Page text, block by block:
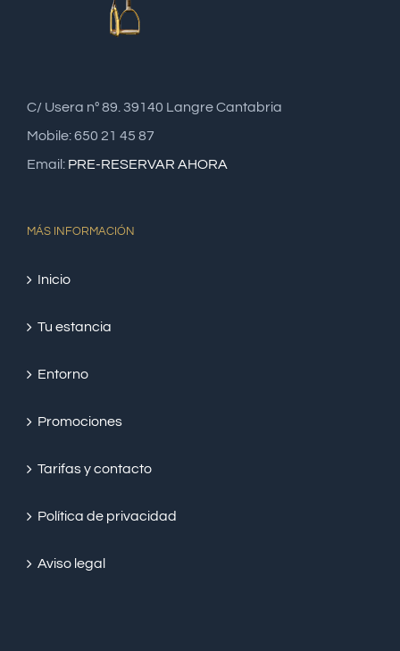
C/ Usera nº 89. 39140 Langre Cantabria
Mobile: 650 21 45 87
Email: PRE-RESERVAR AHORA
MÁS INFORMACIÓN
Inicio
Tu estancia
Entorno
Promociones
Tarifas y contacto
Política de privacidad
Aviso legal